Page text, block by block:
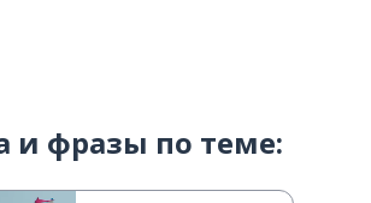
и фразы по теме: